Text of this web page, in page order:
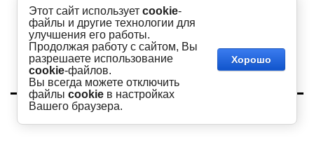
Больше новостей
Copyright © 2016 - 2026
Этот сайт использует cookie-
файлы и другие технологии для
улучшения его работы.
Продолжая работу с сайтом, Вы
разрешаете использование
cookie-файлов.
Вы всегда можете отключить
файлы cookie в настройках
Вашего браузера.
Хорошо